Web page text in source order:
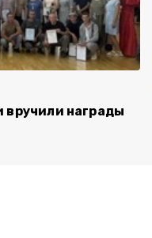
вручили награды